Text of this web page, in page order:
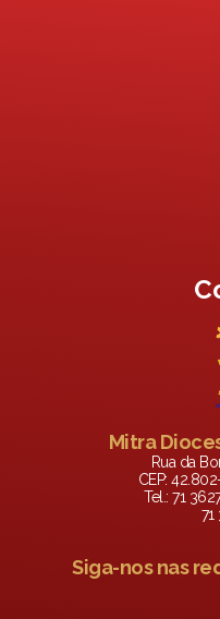
Mitra
Rua da
CEP:
Tel.: 71
71
Siga-nos nas